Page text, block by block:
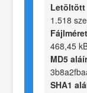
Letöltött
1.518
Fájlméret
468,45
MD5
SHA1